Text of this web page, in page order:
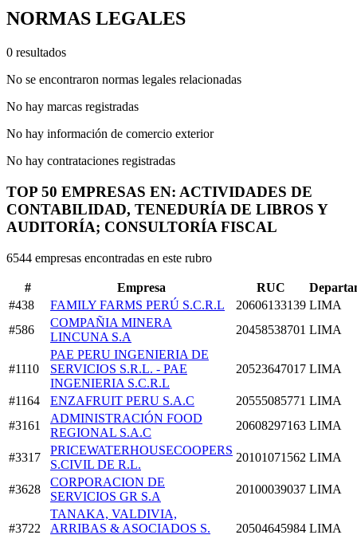
NORMAS LEGALES
0 resultados
No se encontraron normas legales relacionadas
No hay marcas registradas
No hay información de comercio exterior
No hay contrataciones registradas
TOP 50 EMPRESAS EN: ACTIVIDADES DE
CONTABILIDAD, TENEDURÍA DE LIBROS Y
AUDITORÍA; CONSULTORÍA FISCAL
6544 empresas encontradas en este rubro
# Empresa RUC
#438
FAMILY FARMS PERÚ S.C.R.L 20606133139 LIMA
#586
COMPAÑIA MINERA
LINCUNA S.A
20458538701 LIMA
#1110
PAE PERU INGENIERIA DE
SERVICIOS S.R.L. - PAE
INGENIERIA S.C.R.L
20523647017 LIMA
#1164 ENZAFRUIT PERU S.A.C 20555085771 LIMA
#3161
ADMINISTRACIÓN FOOD
REGIONAL S.A.C
20608297163 LIMA
#3317
PRICEWATERHOUSECOOPERS
S.CIVIL DE R.L.
20101071562 LIMA
#3628
CORPORACION DE
SERVICIOS GR S.A
20100039037 LIMA
#3722
TANAKA, VALDIVIA,
ARRIBAS & ASOCIADOS S.
20504645984 LIMA